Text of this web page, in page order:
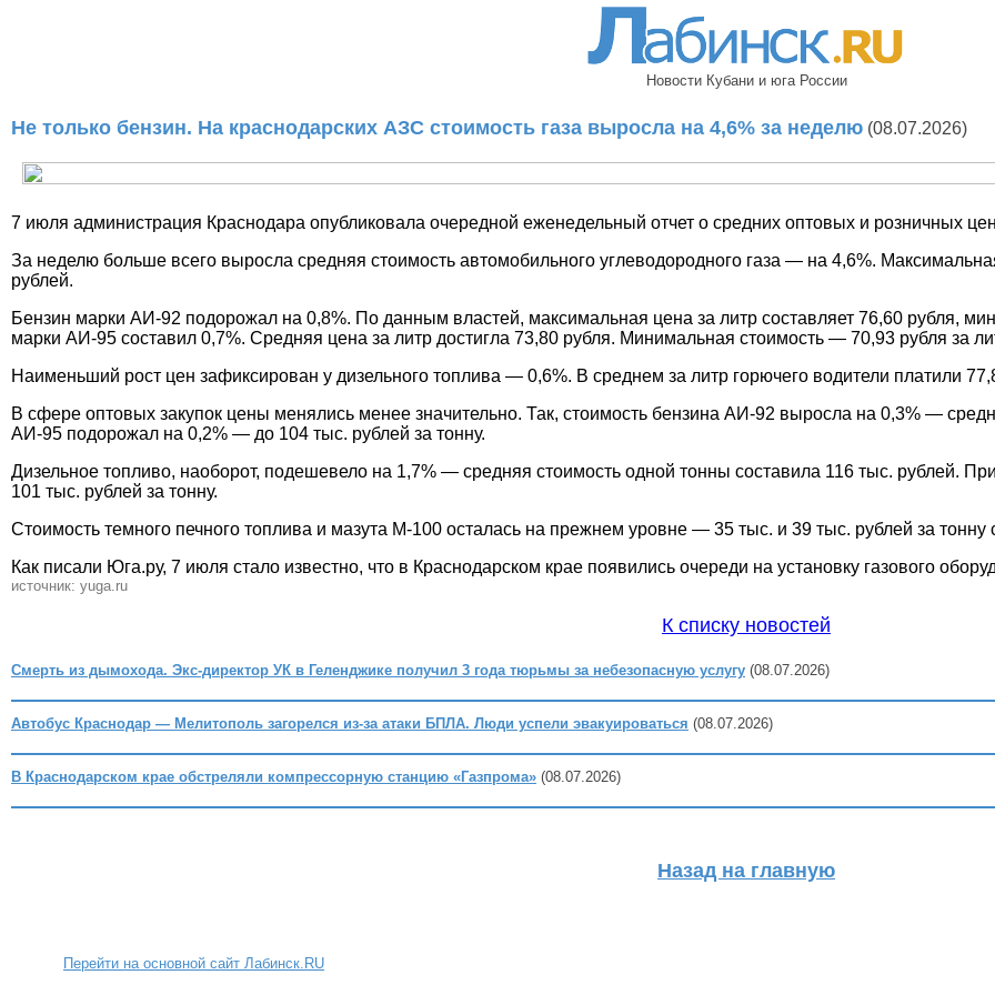
Новости Кубани и юга России
Не только бензин. На краснодарских АЗС стоимость газа выросла на 4,6% за неделю (08.07.2026)
7 июля администрация Краснодара опубликовала очередной еженедельный отчет о средних оптовых и розничных
За неделю больше всего выросла средняя стоимость автомобильного углеводородного газа — на 4,6%.
рублей.
Бензин марки АИ-92 подорожал на 0,8%. По данным властей, максимальная цена за литр составляет 76,60 рубля,
марки АИ-95 составил 0,7%. Средняя цена за литр достигла 73,80 рубля. Минимальная стоимость — 70,93 рубля за
Наименьший рост цен зафиксирован у дизельного топлива — 0,6%. В среднем за литр горючего водители платили
В сфере оптовых закупок цены менялись менее значительно. Так, стоимость бензина АИ-92 выросла на 0,3% —
АИ-95 подорожал на 0,2% — до 104 тыс. рублей за тонну.
Дизельное топливо, наоборот, подешевело на 1,7% — средняя стоимость одной тонны составила 116 тыс. рублей.
101 тыс. рублей за тонну.
Стоимость темного печного топлива и мазута М-100 осталась на прежнем уровне — 35 тыс. и 39 тыс. рублей за тонну
Как писали Юга.ру, 7 июля стало известно, что в Краснодарском крае появились очереди на установку газового
источник: yuga.ru
К списку новостей
Смерть из дымохода. Экс-директор УК в Геленджике получил 3 года тюрьмы за небезопасную услугу (08.07.2026)
Автобус Краснодар — Мелитополь загорелся из-за атаки БПЛА. Люди успели эвакуироваться (08.07.2026)
В Краснодарском крае обстреляли компрессорную станцию «Газпрома» (08.07.2026)
Назад на главную
Перейти на основной сайт Лабинск.RU